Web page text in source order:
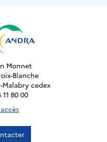
Monnet
Blanche
Malabry cedex
11 80 00